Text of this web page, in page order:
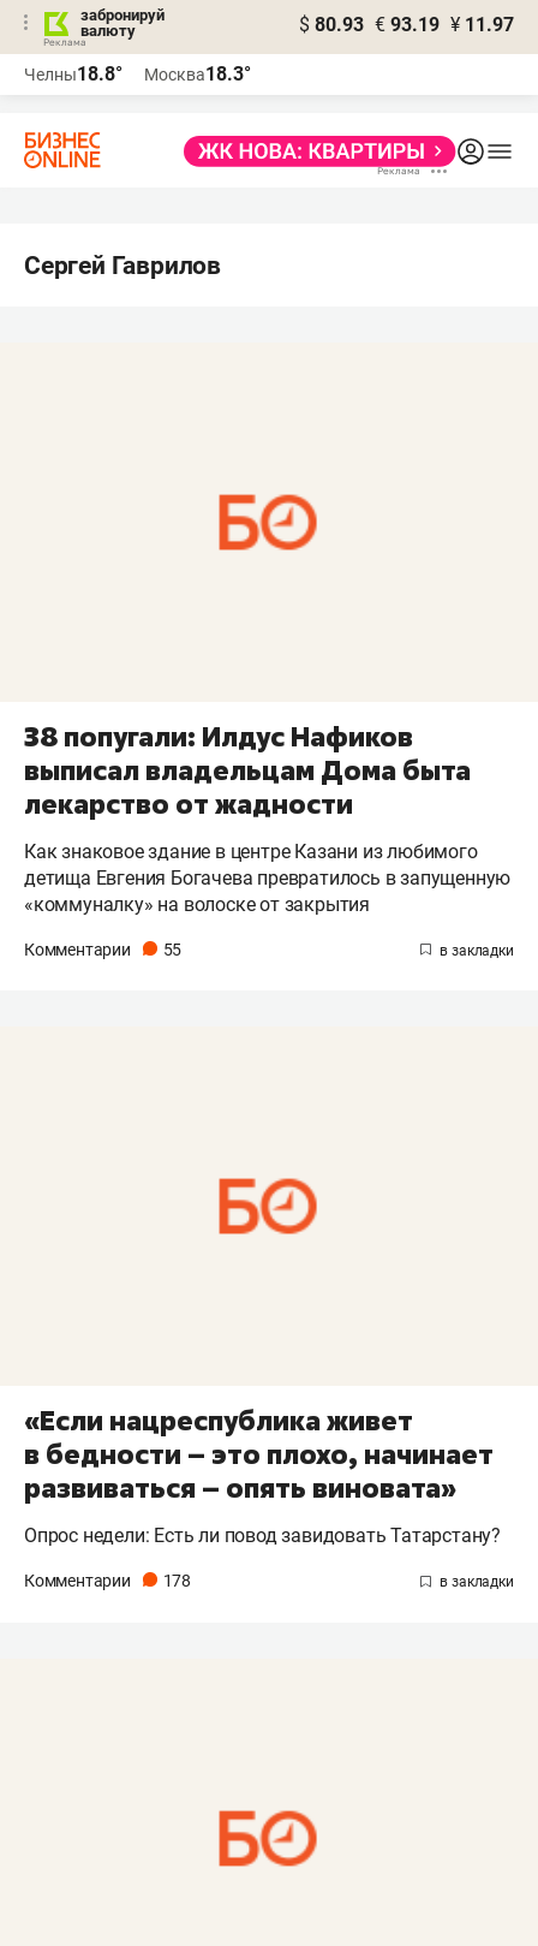
забронируй
валюту
$ 80.93 € 93.19 ¥ 11.97
Челны18.8° Москва18.3°
Сергей Гаврилов
38 попугали: Илдус Нафиков
выписал владельцам Дома быта
лекарство от жадности
Как знаковое здание в центре Казани из любимого
детища Евгения Богачева превратилось в запущенную
«коммуналку» на волоске от закрытия
Комментарии 55
«Если нацреспублика живет
в бедности – это плохо, начинает
развиваться – опять виновата»
Опрос недели: Есть ли повод завидовать Татарстану?
Комментарии 178